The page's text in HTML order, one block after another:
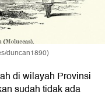
duncan1890)
di wilayah Provinsi
sudah tidak ada